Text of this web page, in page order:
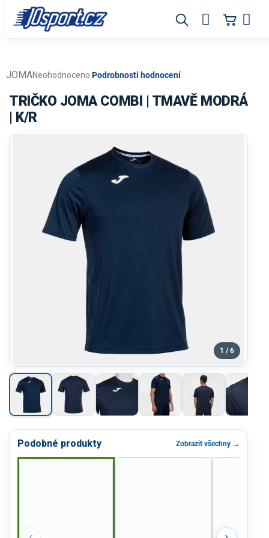
obsah
Průměrné
produktu
je
0,0
Neohodnoceno Podrobnosti hodnocení
JOMA
TRIČKO JOMA COMBI | TMAVĚ MODRÁ
| K/R
1 / 6
Podobné produkty Zobrazit všechny →